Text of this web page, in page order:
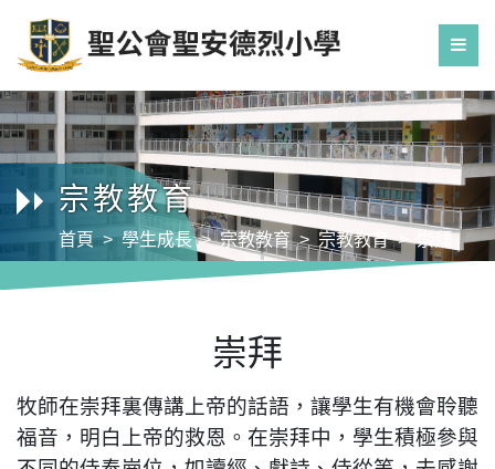
宗教教育
首頁 學生成長 宗教教育 宗教教育 崇拜
崇拜
牧師在崇拜裏傳講上帝的話語，讓學生有機會聆聽
福音，明白上帝的救恩。在崇拜中，學生積極參與